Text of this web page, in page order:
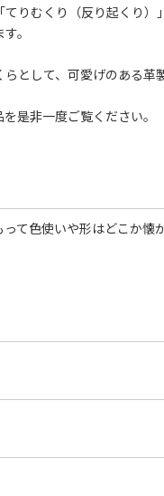
りむくり（反り起くり）」
。
として、可愛げのある革
是非一度ご覧ください。
て色使いや形はどこか